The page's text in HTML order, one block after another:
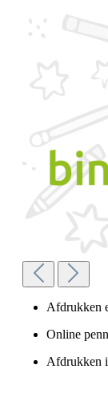
Afdrukken
Online
Afdrukken